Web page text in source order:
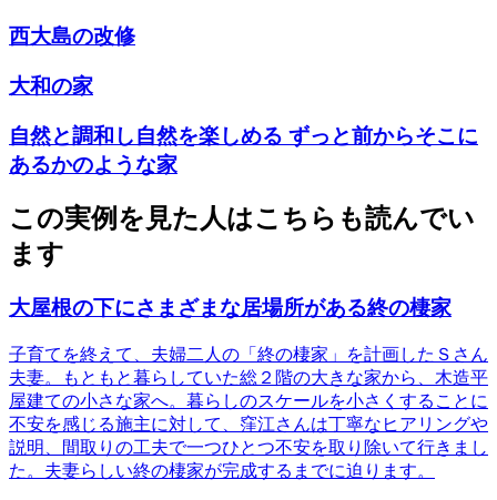
西大島の改修
大和の家
自然と調和し自然を楽しめる ずっと前からそこに
あるかのような家
この実例を見た人はこちらも読んでい
ます
大屋根の下にさまざまな居場所がある終の棲家
子育てを終えて、夫婦二人の「終の棲家」を計画したＳさん
夫妻。もともと暮らしていた総２階の大きな家から、木造平
屋建ての小さな家へ。暮らしのスケールを小さくすることに
不安を感じる施主に対して、窪江さんは丁寧なヒアリングや
説明、間取りの工夫で一つひとつ不安を取り除いて行きまし
た。夫妻らしい終の棲家が完成するまでに迫ります。